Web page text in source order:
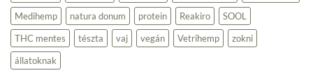
Medihemp
natura donum protein Reakiro
SOOL
THC mentes
tészta vaj vegán Vetrihemp
zokni
állatoknak